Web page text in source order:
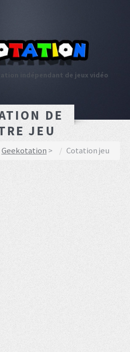
indépendant de jeux vidéo
DE
JEU
Geekotation Cotation jeu